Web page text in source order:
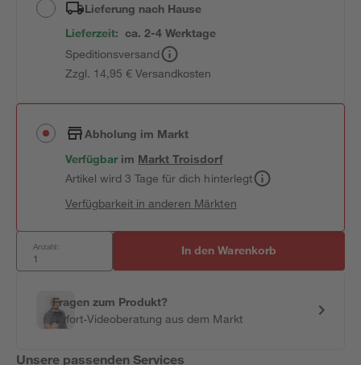
Lieferung nach Hause
Lieferzeit: ca. 2-4 Werktage
Speditionsversand
Zzgl. 14,95 € Versandkosten
Abholung im Markt
Verfügbar im MarktTroisdorf
Artikel wird 3 Tage für dich hinterlegt
Verfügbarkeit in anderen Märkten
Anzahl: In den Warenkorb
Fragen zum Produkt?
Sofort-Videoberatung aus dem Markt
Unsere passenden Services